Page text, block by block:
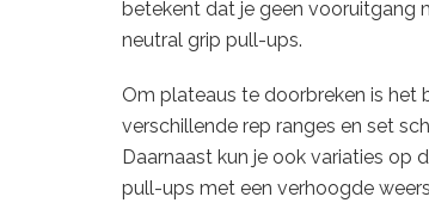
betekent dat je geen vooruitgang
neutral grip pull-ups.
Om plateaus te doorbreken is het
verschillende rep ranges en set
Daarnaast kun je ook variaties op
pull-ups met een verhoogde